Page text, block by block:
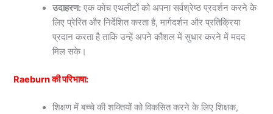
उदाहरण: एक कोच एथलीटों को अपना सर्वश्रेष्ठ प्रदर्शन करने के
लिए प्रेरित और निर्देशित करता है, मार्गदर्शन और प्रतिक्रिया
प्रदान करता है ताकि उन्हें अपने कौशल में सुधार करने में मदद
मिल सके।
Raeburn की परिभाषा:
शिक्षण में बच्चे की शक्तियों को विकसित करने के लिए शिक्षक,